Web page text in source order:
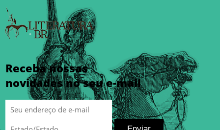
Receba nossas
novidades no seu e-mail